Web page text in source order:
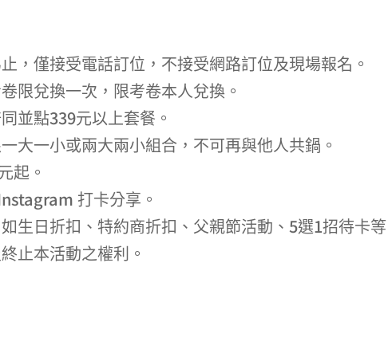
，僅接受電話訂位，不接受網路訂位及現場報名。
限兌換一次，限考卷本人兌換。
並點339元以上套餐。
大一小或兩大兩小組合，不可再與他人共鍋。
起。
打卡分享。
生日折扣、特約商折扣、父親節活動、5選1招待卡
止本活動之權利。